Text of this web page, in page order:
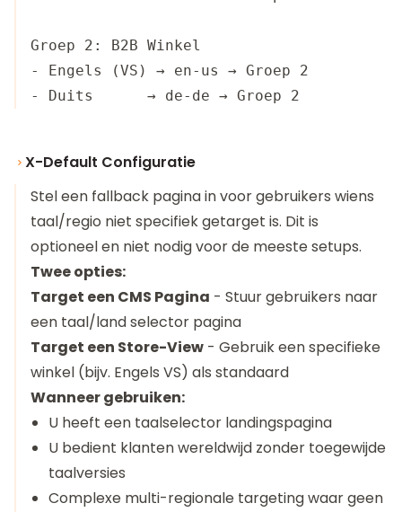
Groep 2: B2B Winkel
- Engels (VS) → en-us → Groep 2
X-Default Configuratie
Stel een fallback pagina in voor gebruikers wiens
taal/regio niet specifiek getarget is. Dit is
optioneel en niet nodig voor de meeste setups.
Twee opties:
Target een CMS Pagina - Stuur gebruikers naar
een taal/land selector pagina
Target een Store-View - Gebruik een specifieke
winkel (bijv. Engels VS) als standaard
Wanneer gebruiken:
U heeft een taalselector landingspagina
U bedient klanten wereldwijd zonder toegewijde
taalversies
Complexe multi-regionale targeting waar geen